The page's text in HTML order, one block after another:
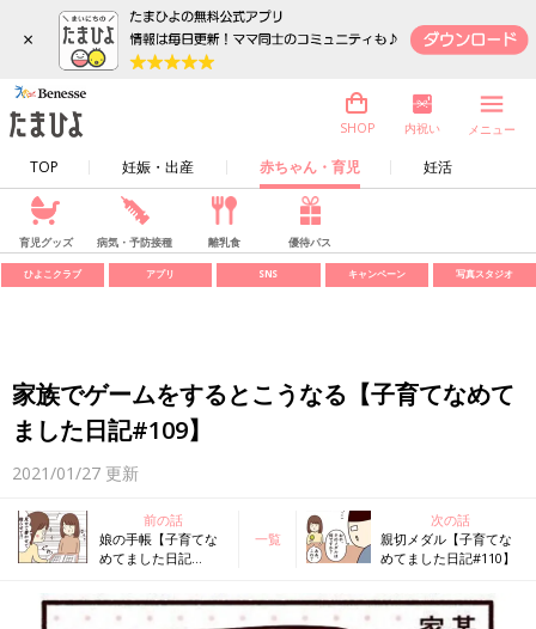
×
TOP 妊娠・出産 赤ちゃん・育児 妊活
SHOP 内祝い メニュー
育児グッズ 病気・予防接種 離乳食 優待パス
ひよこクラブ アプリ SNS キャンペーン 写真スタジオ
家族でゲームをするとこうなる【子育てなめて
ました日記#109】
2021/01/27 更新
前の話
娘の手帳【子育てな
めてました日記
一覧
次の話
親切メダル【子育てな
めてました日記#110】